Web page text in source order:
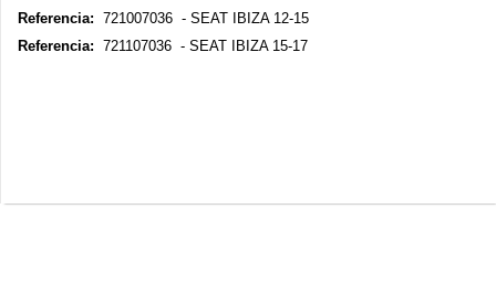
Referencia: 721007036 - SEAT IBIZA 12-15
Referencia: 721107036 - SEAT IBIZA 15-17